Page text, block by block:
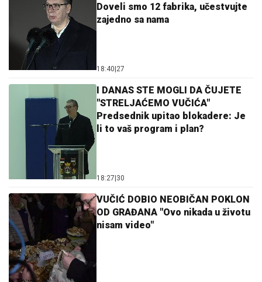
Doveli smo 12 fabrika, učestvujte
zajedno sa nama
18:40|27
I DANAS STE MOGLI DA ČUJETE
"STRELJAĆEMO VUČIĆA"
Predsednik upitao blokadere: Je
li to vaš program i plan?
18:27|30
VUČIĆ DOBIO NEOBIČAN POKLON
OD GRAĐANA "Ovo nikada u životu
nisam video"